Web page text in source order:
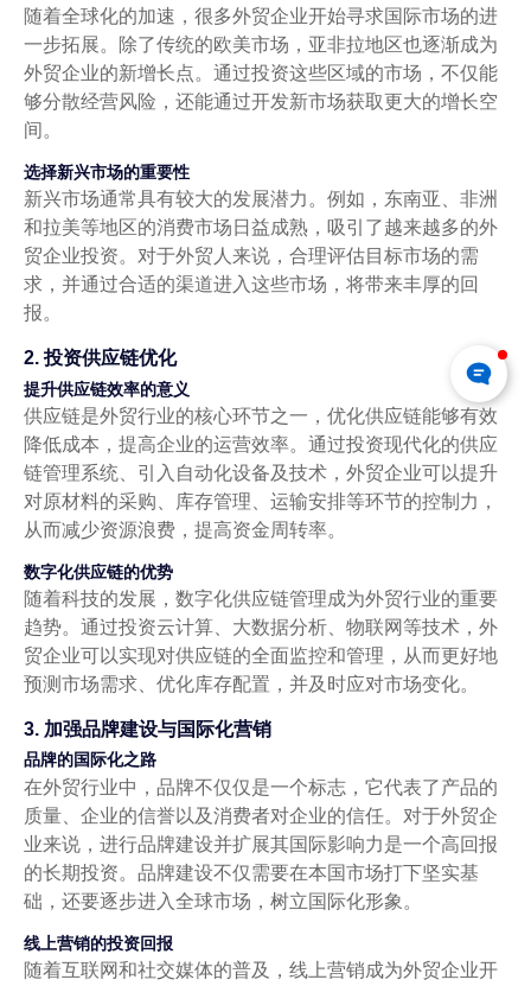
随着全球化的加速，很多外贸企业开始寻求国际市场的进
一步拓展。除了传统的欧美市场，亚非拉地区也逐渐成为
外贸企业的新增长点。通过投资这些区域的市场，不仅能
够分散经营风险，还能通过开发新市场获取更大的增长空
间。
选择新兴市场的重要性
新兴市场通常具有较大的发展潜力。例如，东南亚、非洲
和拉美等地区的消费市场日益成熟，吸引了越来越多的外
贸企业投资。对于外贸人来说，合理评估目标市场的需
求，并通过合适的渠道进入这些市场，将带来丰厚的回
报。
2. 投资供应链优化
提升供应链效率的意义
供应链是外贸行业的核心环节之一，优化供应链能够有效
降低成本，提高企业的运营效率。通过投资现代化的供应
链管理系统、引入自动化设备及技术，外贸企业可以提升
对原材料的采购、库存管理、运输安排等环节的控制力，
从而减少资源浪费，提高资金周转率。
数字化供应链的优势
随着科技的发展，数字化供应链管理成为外贸行业的重要
趋势。通过投资云计算、大数据分析、物联网等技术，外
贸企业可以实现对供应链的全面监控和管理，从而更好地
预测市场需求、优化库存配置，并及时应对市场变化。
3. 加强品牌建设与国际化营销
品牌的国际化之路
在外贸行业中，品牌不仅仅是一个标志，它代表了产品的
质量、企业的信誉以及消费者对企业的信任。对于外贸企
业来说，进行品牌建设并扩展其国际影响力是一个高回报
的长期投资。品牌建设不仅需要在本国市场打下坚实基
础，还要逐步进入全球市场，树立国际化形象。
线上营销的投资回报
随着互联网和社交媒体的普及，线上营销成为外贸企业开